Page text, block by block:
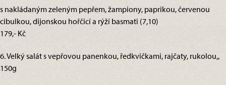
s nakládaným zeleným pepřem, žampiony, paprikou, červenou
cibulkou, dijonskou hořčicí a rýží basmati (7,10)
179,- Kč
6. Velký salát s vepřovou panenkou, ředkvičkami, rajčaty, rukolou,,
150g